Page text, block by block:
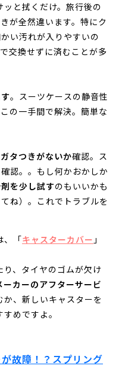
ッと拭くだけ。旅行後の
が全然違います。特にク
い汚れが入りやすいの
交換せずに済むことが多
。スーツケースの静音性
の一手間で解決。簡単な
タつきがないか確認。ス
認。。もし何かおかしか
を少し試すのもいいかも
ね）。これでトラブルを
、「キャスターカバー 」
、タイヤのゴムが欠け
ーカーのアフターサービ
、新しいキャスターを
めですよ。
故障！？スプリング